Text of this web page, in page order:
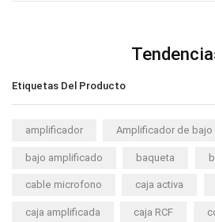
Etiquetas Del Producto
amplificador Amplificador de bajo
bajo amplificado baqueta
cable microfono caja activa
caja amplificada caja RCF